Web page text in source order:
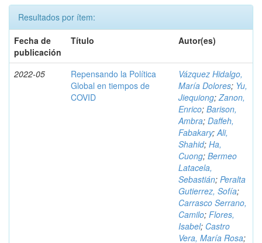
Resultados por ítem:
Fecha de
publicación
Título Autor(es)
2022-05
Repensando la Política
Global en tiempos de
COVID
Vázquez Hidalgo,
María Dolores; Yu,
Jiequiong;Zanon,
Enrico; Barison,
Ambra; Daffeh,
Fabakary;Ali,
Shahid; Ha,
Cuong; Bermeo
Latacela,
Sebastián; Peralta
Gutierrez, Sofía;
Carrasco Serrano,
Camilo; Flores,
Isabel; Castro
Vera, María Rosa;